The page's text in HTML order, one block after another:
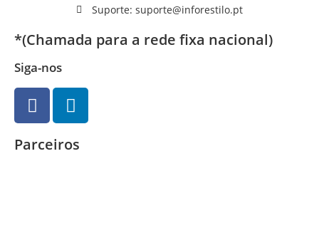
Suporte: suporte@inforestilo.pt
*(Chamada para a rede fixa nacional)
Siga-nos
Parceiros